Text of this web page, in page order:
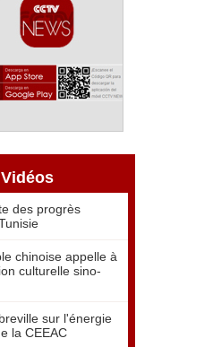
Vidéos
des progrès
chinoise appelle à
culturelle sino-
sur l'énergie
la CEEAC